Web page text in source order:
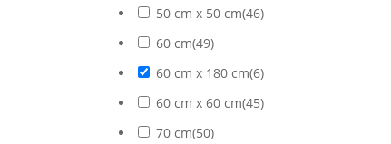
50 cm x 50 cm(46)
60 cm(49)
60 cm x 180 cm(6)
60 cm x 60 cm(45)
70 cm(50)